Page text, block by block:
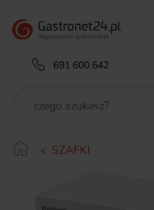
691 600 642
SZAFKI